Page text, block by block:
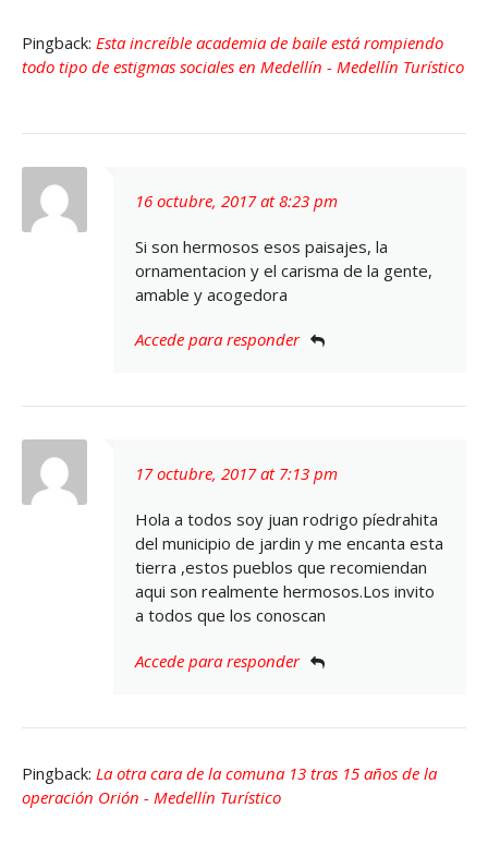
Pingback: Esta increíble academia de baile está rompiendo
todo tipo de estigmas sociales en Medellín - Medellín Turístico
16 octubre, 2017 at 8:23 pm
Si son hermosos esos paisajes, la
ornamentacion y el carisma de la gente,
amable y acogedora
Accede para responder
17 octubre, 2017 at 7:13 pm
Hola a todos soy juan rodrigo píedrahita
del municipio de jardin y me encanta esta
tierra ,estos pueblos que recomiendan
aqui son realmente hermosos.Los invito
a todos que los conoscan
Accede para responder
Pingback: La otra cara de la comuna 13 tras 15 años de la
operación Orión - Medellín Turístico